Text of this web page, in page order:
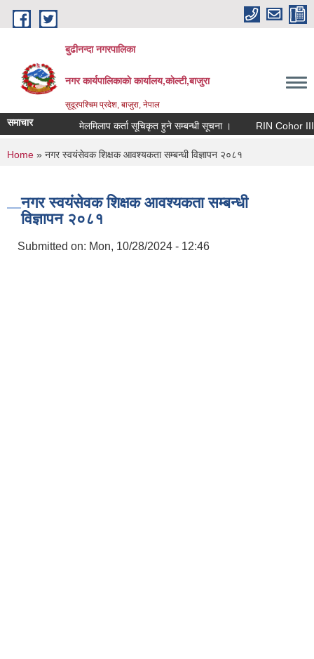
Skip to main content
बुढीनन्दा नगरपालिका
नगर कार्यपालिकाकाे कार्यालय,काेल्टी,बाजुरा
सुदूरपश्चिम प्रदेश, बाजुरा, नेपाल
समाचार मेलमिलाप कर्ता सूचिकृत हुने सम्बन्धी सूचना । RIN Cohor III
You are here
Home » नगर स्वयंसेवक शिक्षक आवश्यकता सम्बन्धी विज्ञापन २०८१
नगर स्वयंसेवक शिक्षक आवश्यकता सम्बन्धी
विज्ञापन २०८१
Submitted on: Mon, 10/28/2024 - 12:46